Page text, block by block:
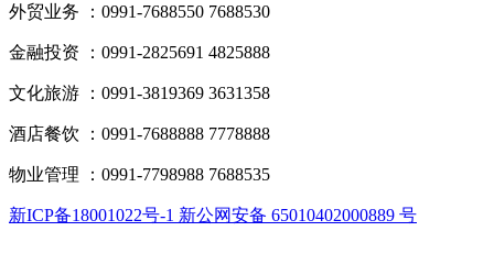
外贸业务 ：0991-7688550 7688530
金融投资 ：0991-2825691 4825888
文化旅游 ：0991-3819369 3631358
酒店餐饮 ：0991-7688888 7778888
物业管理 ：0991-7798988 7688535
新ICP备18001022号-1 新公网安备 65010402000889 号